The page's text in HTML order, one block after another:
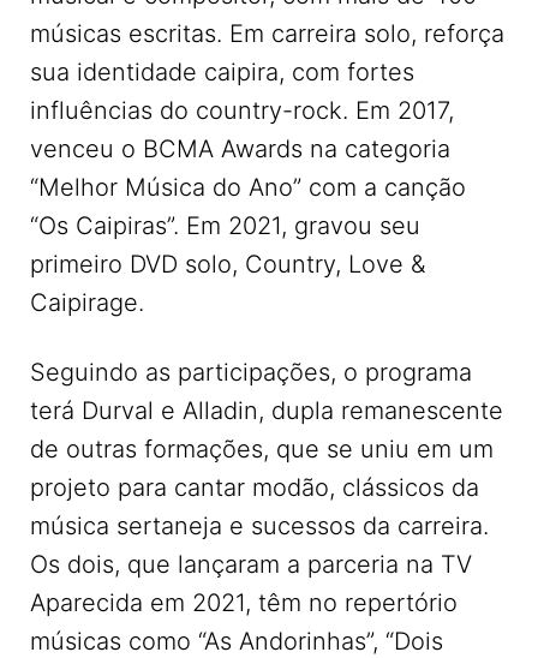
músicas escritas. Em carreira solo, reforça
sua identidade caipira, com fortes
influências do country-rock. Em 2017,
venceu o BCMA Awards na categoria
“Melhor Música do Ano” com a canção
“Os Caipiras”. Em 2021, gravou seu
primeiro DVD solo, Country, Love &
Caipirage.
Seguindo as participações, o programa
terá Durval e Alladin, dupla remanescente
de outras formações, que se uniu em um
projeto para cantar modão, clássicos da
música sertaneja e sucessos da carreira.
Os dois, que lançaram a parceria na TV
Aparecida em 2021, têm no repertório
músicas como “As Andorinhas”, “Dois